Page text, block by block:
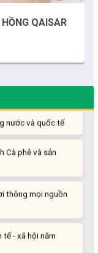
QAISAR
nước và quốc tế
Cà phê và sản
thông mọi nguồn
- xã hội năm